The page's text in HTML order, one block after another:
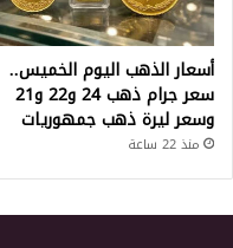
أسعار الذهب اليوم الخميس..
سعر جرام ذهب 24 و22 و21
وسعر ليرة ذهب جمهوريات
منذ 22 ساعة